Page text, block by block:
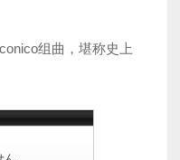
组曲，堪称史上